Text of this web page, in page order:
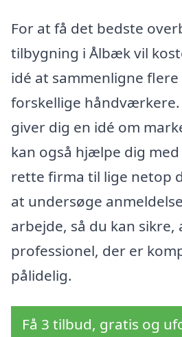
For at få det bedste
tilbygning i Ålbæk vil
idé at sammenligne
forskellige
giver dig en idé om
kan også hjælpe dig
rette firma til lige netop
at undersøge
arbejde, så du kan
professionel, der er
pålidelig.
Få 3 tilbud, gratis og